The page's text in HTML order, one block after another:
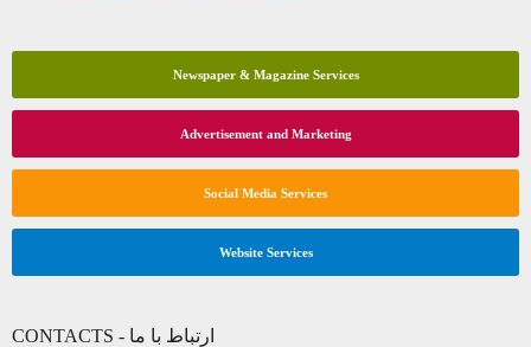
Newspaper & Magazine Services
Advertisement and Marketing
Social Media Services
Website Services
CONTACTS - ارتباط با ما